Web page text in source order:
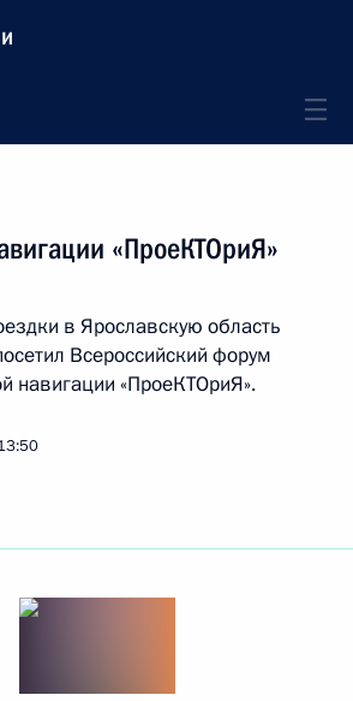
«ПроеКТОриЯ»
в Ярославскую область
Всероссийский форум
навигации «ПроеКТОриЯ».